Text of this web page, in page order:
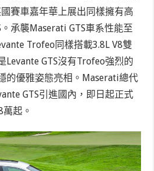
賽車嘉年華上展出同樣擁有高
承襲Maserati GTS車系性能至
Trofeo同樣搭載3.8L V8雙
Levante GTS沒有Trofeo強烈的
的優雅姿態亮相。Maserati總代
GTS引進國內，即日起正式
起。